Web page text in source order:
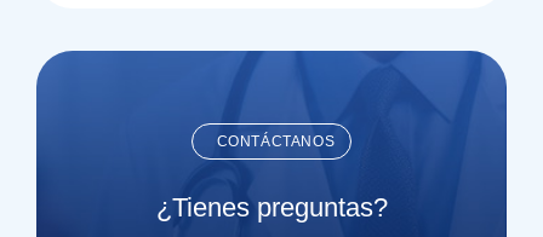
CONTÁCTANOS
¿Tienes preguntas?